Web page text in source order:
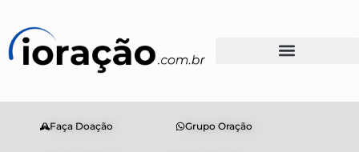
Faça Doação Grupo Oração